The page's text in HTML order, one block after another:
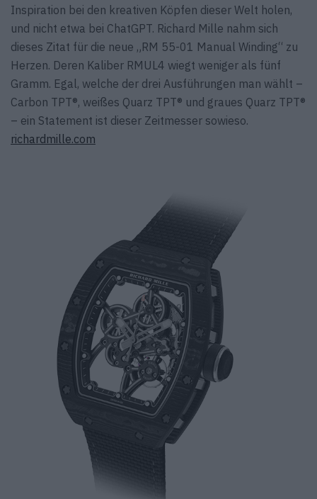
Inspiration bei den kreativen Köpfen dieser Welt holen,
und nicht etwa bei ChatGPT. Richard Mille nahm sich
dieses Zitat für die neue „RM 55-01 Manual Winding“ zu
Herzen. Deren Kaliber RMUL4 wiegt weniger als fünf
Gramm. Egal, welche der drei Ausführungen man wählt –
Carbon TPT®, weißes Quarz TPT® und graues Quarz TPT®
– ein Statement ist dieser Zeitmesser sowieso.
richardmille.com